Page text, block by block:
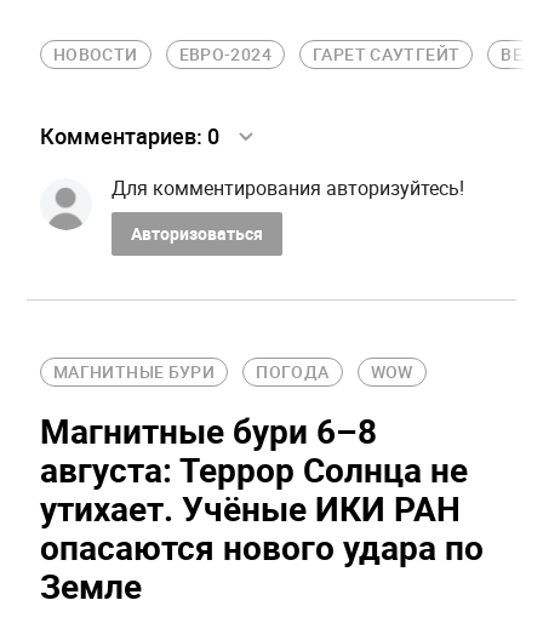
НОВОСТИ ЕВРО-2024 ГАРЕТ САУТГЕЙТ
Комментариев: 0
Для комментирования авторизуйтесь!
Авторизоваться
МАГНИТНЫЕ БУРИ ПОГОДА WOW
Магнитные бури 6–8
августа: Террор Солнца не
утихает. Учёные ИКИ РАН
опасаются нового удара по
Земле